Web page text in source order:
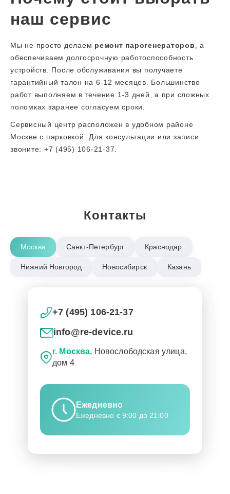
наш сервис
Мы не просто делаем ремонт парогенераторов , а
обеспечиваем долгосрочную работоспособность
устройств. После обслуживания вы получаете
гарантийный талон на 6-12 месяцев. Большинство
работ выполняем в течение 1-3 дней, а при сложных
поломках заранее согласуем сроки.
Сервисный центр расположен в удобном районе
Москве с парковкой. Для консультации или записи
звоните: +7 (495) 106-21-37.
Контакты
Москва Санкт-Петербург Краснодар
Нижний Новгород Новосибирск Казань
+7 (495) 106-21-37
info@re-device.ru
г. Москва, Новослободская улица,
дом 4
Ежедневно
Ежедневно с 9:00 до 21:00